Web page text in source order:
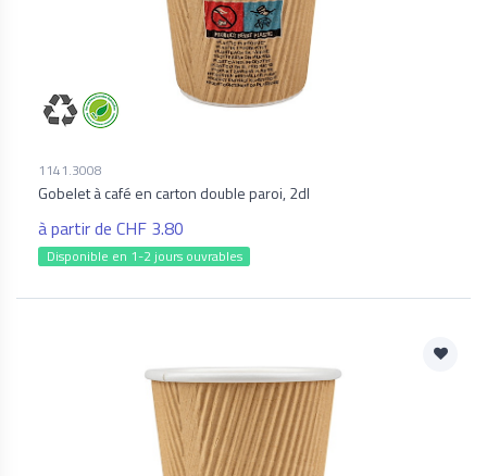
1141.3008
Gobelet à café en carton double paroi, 2dl
à partir de CHF 3.80
Disponible en 1-2 jours ouvrables